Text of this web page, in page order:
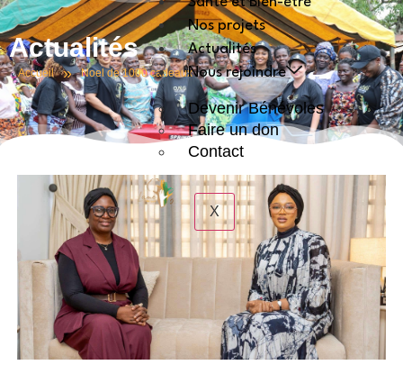
Nos projets
Actualités
Nous rejoindre
Devenir Bénévoles
Faire un don
Contact
X
Actualités
Accueil » Noel de 1000 cadeaux